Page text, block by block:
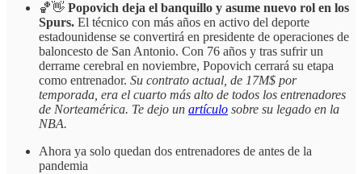
🏀👋 Popovich deja el banquillo y asume nuevo rol en los
Spurs. El técnico con más años en activo del deporte
estadounidense se convertirá en presidente de operaciones de
baloncesto de San Antonio. Con 76 años y tras sufrir un
derrame cerebral en noviembre, Popovich cerrará su etapa
como entrenador. Su contrato actual, de 17M$ por
temporada, era el cuarto más alto de todos los entrenadores
de Norteamérica. Te dejo un artículo sobre su legado en la
NBA.
Ahora ya solo quedan dos entrenadores de antes de la
pandemia